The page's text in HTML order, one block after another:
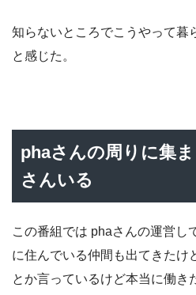
知らないところでこうやって暮
と感じた。
phaさんの周りに集
さんいる
この番組では phaさんの運営し
に住んでいる仲間も出てきたけ
とか言っているけど本当に働き